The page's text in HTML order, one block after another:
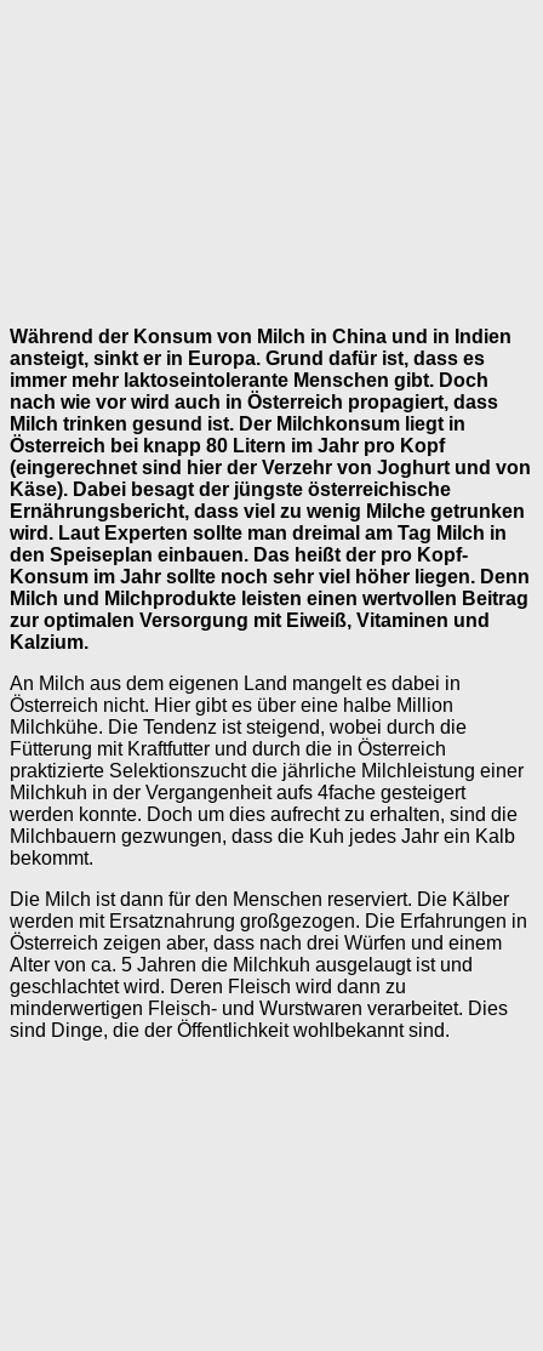
Während der Konsum von Milch in China und in Indien
ansteigt, sinkt er in Europa. Grund dafür ist, dass es
immer mehr laktoseintolerante Menschen gibt. Doch
nach wie vor wird auch in Österreich propagiert, dass
Milch trinken gesund ist. Der Milchkonsum liegt in
Österreich bei knapp 80 Litern im Jahr pro Kopf
(eingerechnet sind hier der Verzehr von Joghurt und von
Käse). Dabei besagt der jüngste österreichische
Ernährungsbericht, dass viel zu wenig Milche getrunken
wird. Laut Experten sollte man dreimal am Tag Milch in
den Speiseplan einbauen. Das heißt der pro Kopf-
Konsum im Jahr sollte noch sehr viel höher liegen. Denn
Milch und Milchprodukte leisten einen wertvollen Beitrag
zur optimalen Versorgung mit Eiweiß, Vitaminen und
Kalzium.
An Milch aus dem eigenen Land mangelt es dabei in
Österreich nicht. Hier gibt es über eine halbe Million
Milchkühe. Die Tendenz ist steigend, wobei durch die
Fütterung mit Kraftfutter und durch die in Österreich
praktizierte Selektionszucht die jährliche Milchleistung einer
Milchkuh in der Vergangenheit aufs 4fache gesteigert
werden konnte. Doch um dies aufrecht zu erhalten, sind die
Milchbauern gezwungen, dass die Kuh jedes Jahr ein Kalb
bekommt.
Die Milch ist dann für den Menschen reserviert. Die Kälber
werden mit Ersatznahrung großgezogen. Die Erfahrungen in
Österreich zeigen aber, dass nach drei Würfen und einem
Alter von ca. 5 Jahren die Milchkuh ausgelaugt ist und
geschlachtet wird. Deren Fleisch wird dann zu
minderwertigen Fleisch- und Wurstwaren verarbeitet. Dies
sind Dinge, die der Öffentlichkeit wohlbekannt sind.